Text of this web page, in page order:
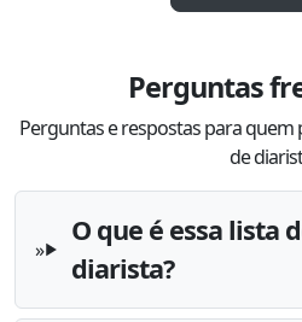
Perguntas
Perguntas e respostas para
de
O que é essa lista
diarista?